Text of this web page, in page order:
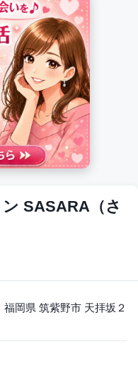
SASARA（さ
県 筑紫野市 天拝坂２